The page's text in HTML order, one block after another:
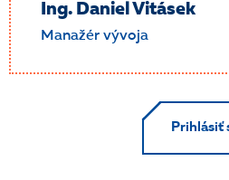
Ing. Daniel Vitásek
Manažér vývoja
Prihlásiť